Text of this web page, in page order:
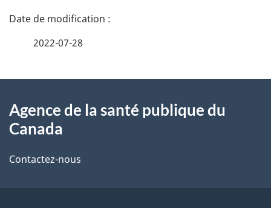
D
i
s
2022-07-28
propos
ce
Agence de la santé publique du
Canada
Contactez-nous